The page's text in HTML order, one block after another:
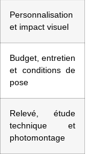
Personnalisation
et impact visuel
Budget, entretien
et conditions de
pose
Relevé, étude
technique et
photomontage